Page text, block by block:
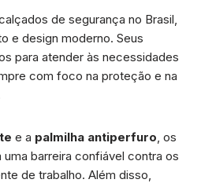
de segurança no Brasil,
e design moderno. Seus
para atender às necessidades
com foco na proteção e na
e a palmilha antiperfuro, os
barreira confiável contra os
de trabalho. Além disso,